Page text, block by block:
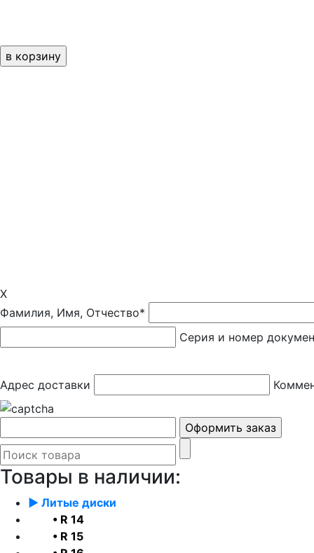
X
Фамилия, Имя, Отчество*
Серия и номер
Адрес доставки
Товары в наличии:
► Литые диски
• R 14
• R 15